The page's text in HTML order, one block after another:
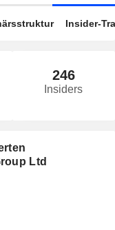
Insider-
246
Insiders
Ltd